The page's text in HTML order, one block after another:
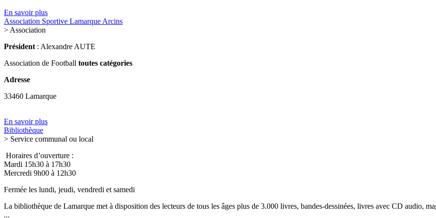
En savoir plus
Association Sportive Lamarque Arcins
> Association
Président : Alexandre AUTE
Association de Football toutes catégories
Adresse
33460 Lamarque
En savoir plus
Bibliothèque
> Service communal ou local
Horaires d’ouverture :
Mardi 15h30 à 17h30
Mercredi 9h00 à 12h30
Fermée les lundi, jeudi, vendredi et samedi
La bibliothèque de Lamarque met à disposition des lecteurs de tous les âges plus de 3.000 livres, bandes-dessinées, livres avec CD audio,
...